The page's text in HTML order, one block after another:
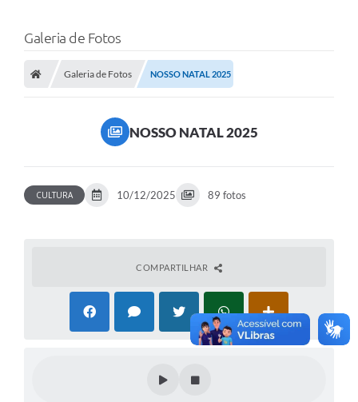
Galeria de Fotos
Galeria de Fotos NOSSO NATAL 2025
NOSSO NATAL 2025
CULTURA 10/12/2025 89 fotos
COMPARTILHAR